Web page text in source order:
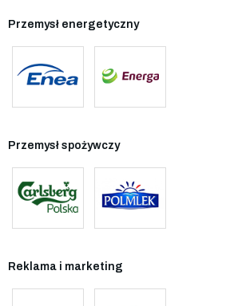
Przemysł energetyczny
Przemysł spożywczy
Reklama i marketing